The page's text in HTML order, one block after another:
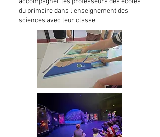
accompagner les professeurs des écoles
du primaire dans l'enseignement des
sciences avec leur classe.